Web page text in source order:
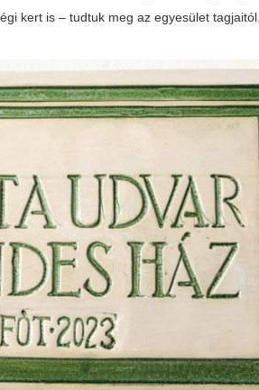
kert is – tudtuk meg az egyesület tagjaitól.